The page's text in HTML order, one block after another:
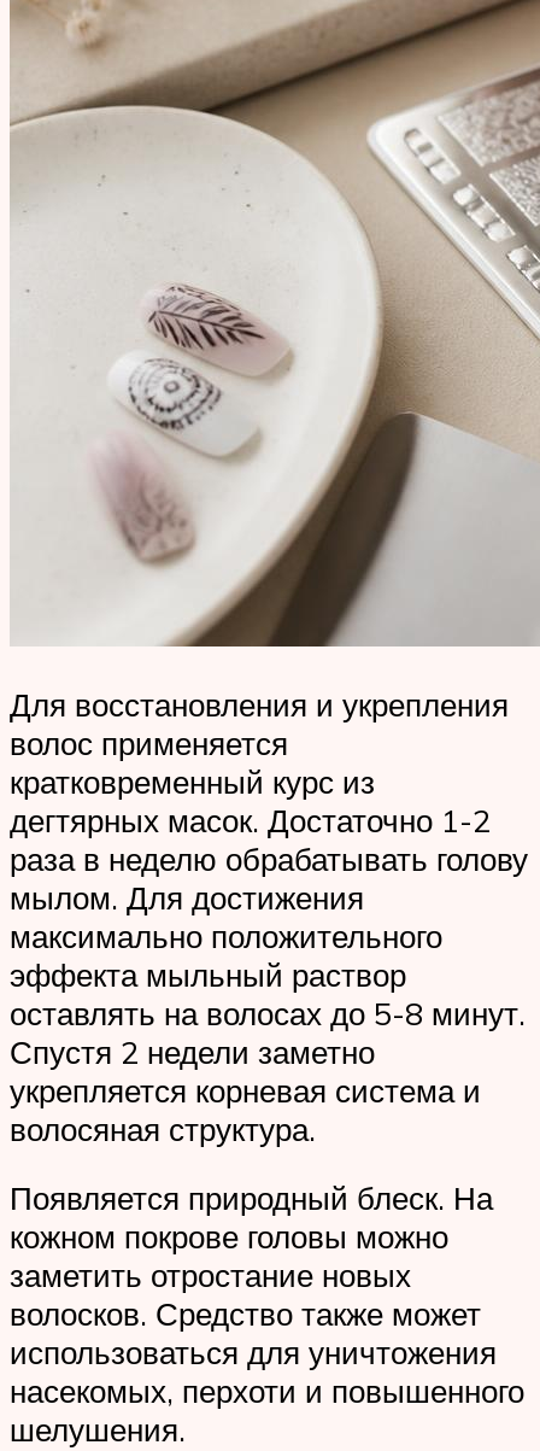
Для восстановления и укрепления
волос применяется
кратковременный курс из
дегтярных масок. Достаточно 1-2
раза в неделю обрабатывать голову
мылом. Для достижения
максимально положительного
эффекта мыльный раствор
оставлять на волосах до 5-8 минут.
Спустя 2 недели заметно
укрепляется корневая система и
волосяная структура.
Появляется природный блеск. На
кожном покрове головы можно
заметить отростание новых
волосков. Средство также может
использоваться для уничтожения
насекомых, перхоти и повышенного
шелушения.